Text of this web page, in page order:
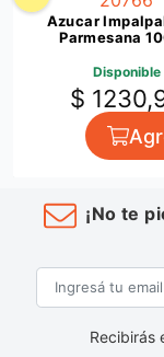
Azucar
Parmesana
Disponible
$
¡No te
Recibirás